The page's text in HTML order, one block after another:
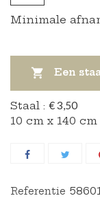
Minimale
 Een
Staal : € 3,50
10 cm x 140 cm
Referentie